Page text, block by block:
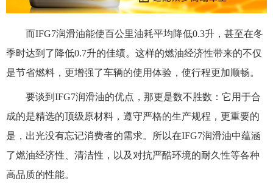
而IFG7润滑油能使百公里油耗平均降低0.3升，甚至在冬
季时达到了降低0.7升的佳绩。这样的燃油经济性带来的不仅
是节省燃料，更增强了车辆的使用体验，使行程更加顺畅。
要谈到IFG7润滑油的优点，那更是数不胜数：它用于合
成的是精选的顶级原材料，遵守严格的生产规程，更重要的
是，出光没有忘记消费者的需求。所以在IFG7润滑油中蕴涵
了燃油经济性、清洁性，以及对抗严酷环境的耐久性等各种
高品质的性能。